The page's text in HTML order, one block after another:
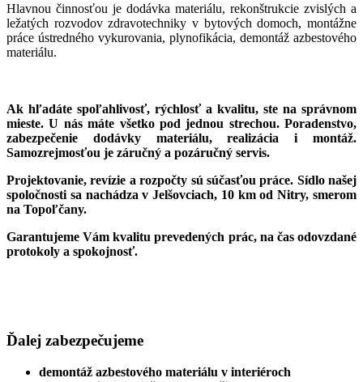
Hlavnou činnosťou je dodávka materiálu, rekonštrukcie zvislých a
ležatých rozvodov zdravotechniky v bytových domoch, montážne
práce ústredného vykurovania, plynofikácia, demontáž azbestového
materiálu.
Ak hľadáte spoľahlivosť, rýchlosť a kvalitu, ste na správnom
mieste. U nás máte všetko pod jednou strechou. Poradenstvo,
zabezpečenie dodávky materiálu, realizácia i montáž.
Samozrejmosťou je záručný a pozáručný servis.
Projektovanie, revízie a rozpočty sú súčasťou práce. Sídlo našej
spoločnosti sa nachádza v Jelšovciach, 10 km od Nitry, smerom
na Topoľčany.
Garantujeme Vám kvalitu prevedených prác, na čas odovzdané
protokoly a spokojnosť.
Ďalej zabezpečujeme
demontáž azbestového materiálu v interiéroch